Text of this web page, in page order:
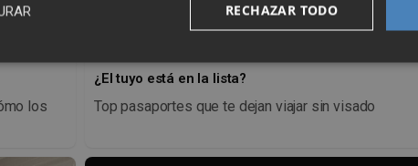
los
¿El tuyo está en la lista?
Top pasaportes que te dejan viajar sin visado
RECHAZAR TODO